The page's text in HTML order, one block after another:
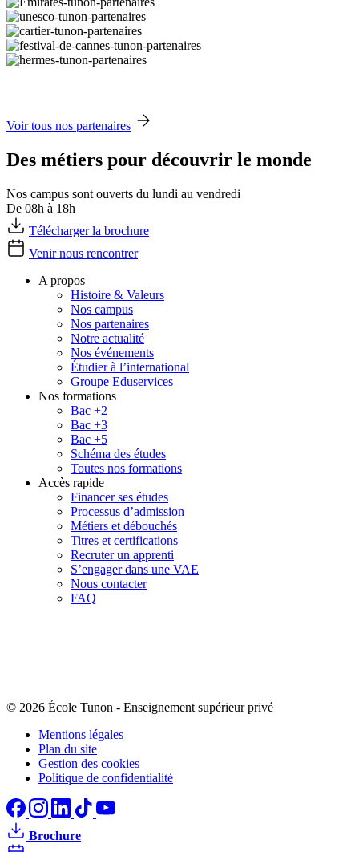
Voir tous nos partenaires
Des métiers pour découvrir le monde
Nos campus sont ouverts du lundi au vendredi
De 08h à 18h
Télécharger la brochure
Venir nous rencontrer
A propos
Histoire & Valeurs
Nos campus
Nos partenaires
Notre actualité
Nos événements
Étudier à l’international
Groupe Eduservices
Nos formations
Bac +2
Bac +3
Bac +5
Schéma des études
Toutes nos formations
Accès rapide
Financer ses études
Processus d’admission
Métiers et débouchés
Titres et certifications
Recruter un apprenti
S’engager dans une VAE
Nous contacter
FAQ
© 2026 École Tunon - Enseignement supérieur privé
Mentions légales
Plan du site
Gestion des cookies
Politique de confidentialité
Brochure